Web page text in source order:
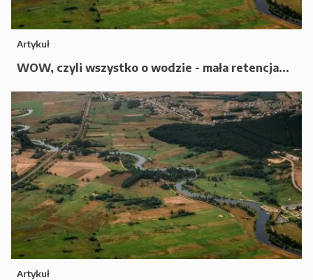
Artykuł
WOW, czyli wszystko o wodzie - mała retencja...
Artykuł